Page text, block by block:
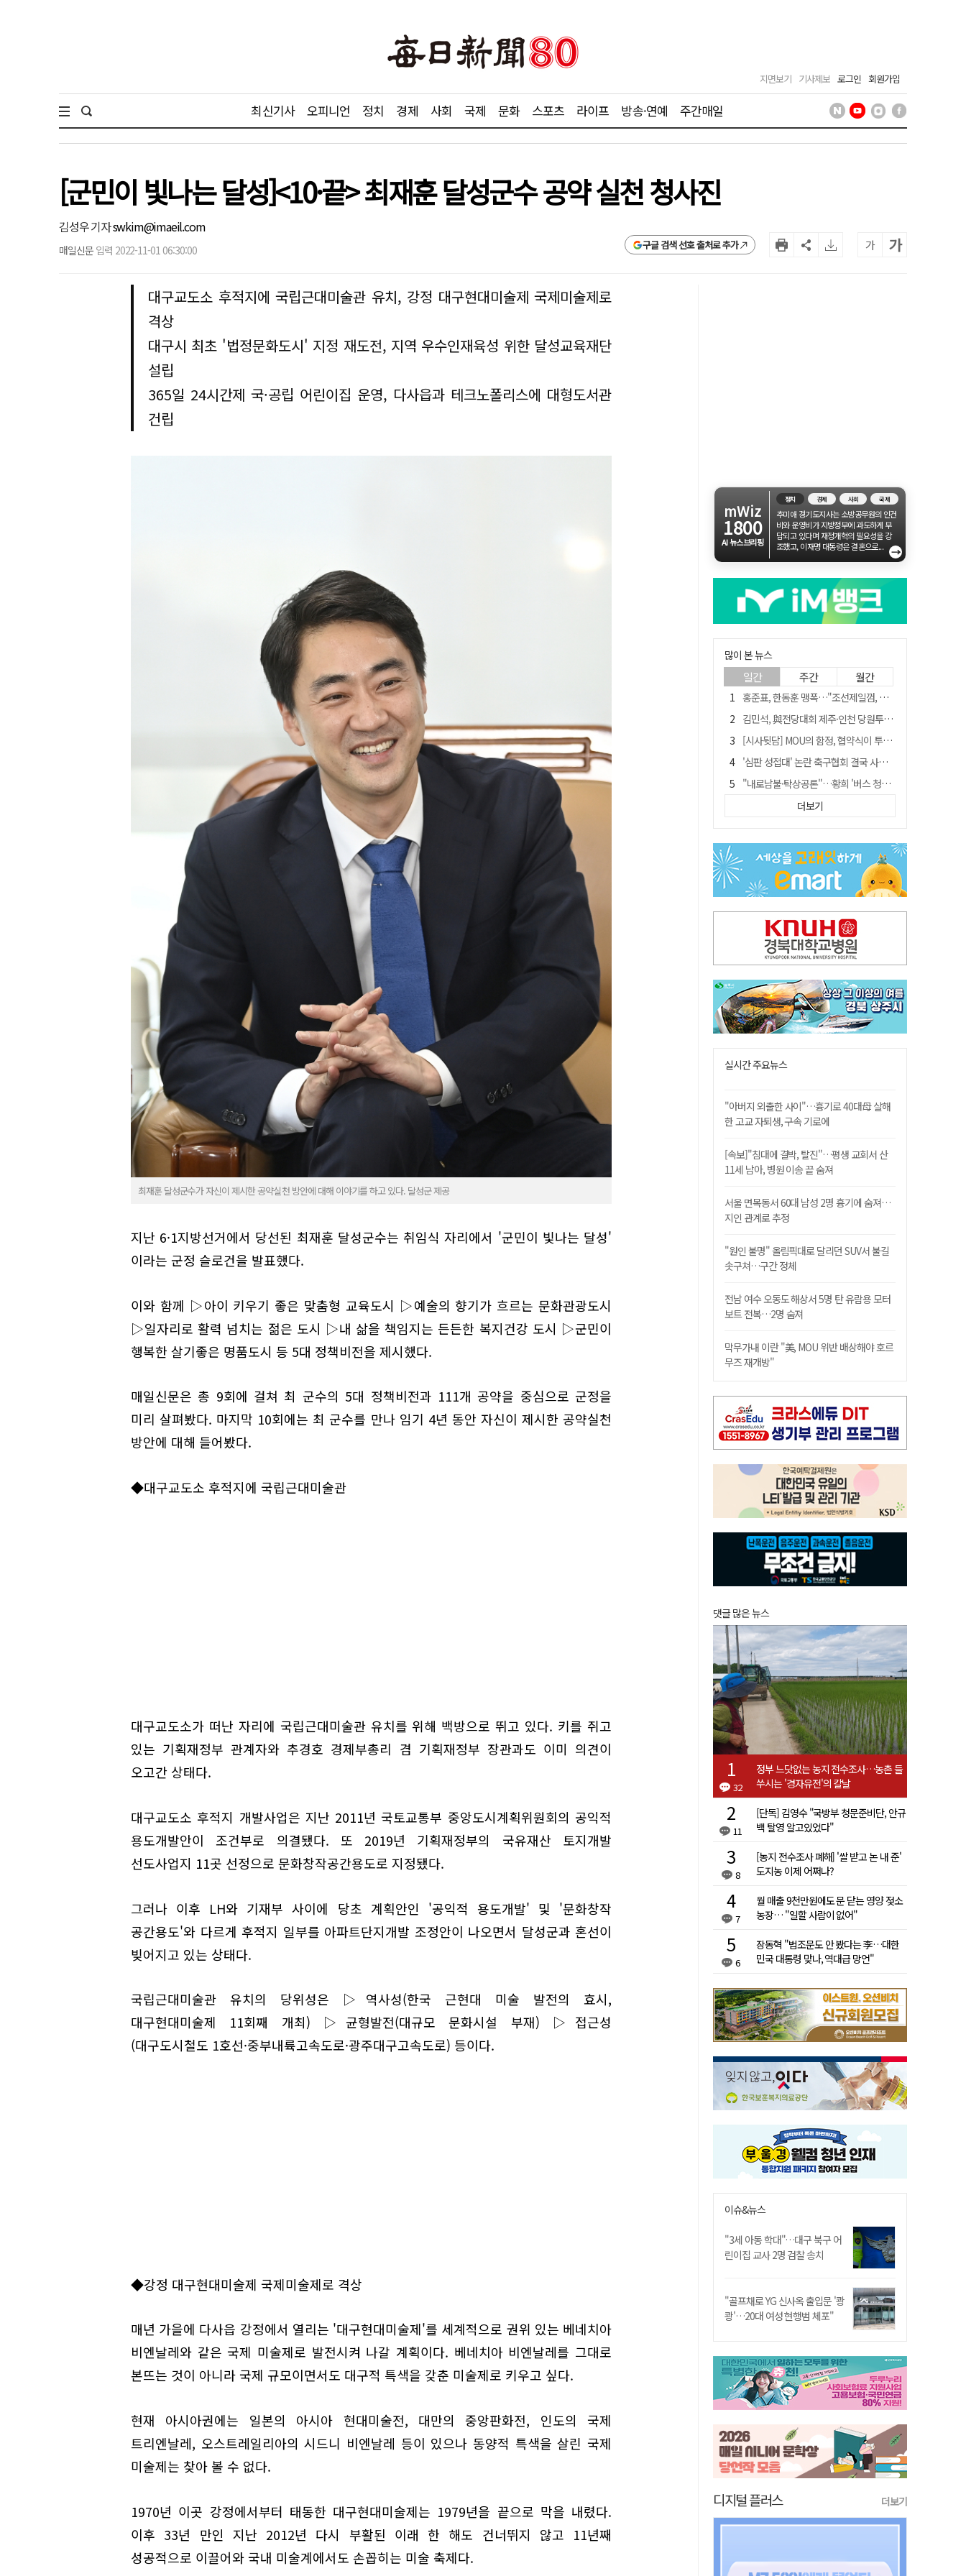
지면보기 기사제보 로그인 회원가입
최신기사 오피니언 정치 경제 사회 국제 문화 스포츠 라이프 방송·연예 주간매일
[군민이 빛나는 달성]<10·끝> 최재훈 달성군수 공약 실천 청사진
김성우 기자swkim@imaeil.com
매일신문 입력 2022-11-01 06:30:00 구글 검색 선호 출처로 추가 가 가
대구교도소 후적지에 국립근대미술관 유치, 강정 대구현대미술제 국제미술제로
격상
대구시 최초 '법정문화도시' 지정 재도전, 지역 우수인재육성 위한 달성교육재단
설립
365일 24시간제 국·공립 어린이집 운영, 다사읍과 테크노폴리스에 대형도서관
건립
최재훈 달성군수가 자신이 제시한 공약실천 방안에 대해 이야기를 하고 있다. 달성군 제공
지난 6·1지방선거에서 당선된 최재훈 달성군수는 취임식 자리에서 '군민이 빛나는 달성'
이라는 군정 슬로건을 발표했다.
이와 함께 ▷아이 키우기 좋은 맞춤형 교육도시 ▷예술의 향기가 흐르는 문화관광도시
▷일자리로 활력 넘치는 젊은 도시 ▷내 삶을 책임지는 든든한 복지건강 도시 ▷군민이
행복한 살기좋은 명품도시 등 5대 정책비전을 제시했다.
매일신문은 총 9회에 걸쳐 최 군수의 5대 정책비전과 111개 공약을 중심으로 군정을
미리 살펴봤다. 마지막 10회에는 최 군수를 만나 임기 4년 동안 자신이 제시한 공약실천
방안에 대해 들어봤다.
◆대구교도소 후적지에 국립근대미술관
대구교도소가 떠난 자리에 국립근대미술관 유치를 위해 백방으로 뛰고 있다. 키를 쥐고
있는 기획재정부 관계자와 추경호 경제부총리 겸 기획재정부 장관과도 이미 의견이
오고간 상태다.
대구교도소 후적지 개발사업은 지난 2011년 국토교통부 중앙도시계획위원회의 공익적
용도개발안이 조건부로 의결됐다. 또 2019년 기획재정부의 국유재산 토지개발
선도사업지 11곳 선정으로 문화창작공간용도로 지정됐다.
그러나 이후 LH와 기재부 사이에 당초 계획안인 '공익적 용도개발' 및 '문화창작
공간용도'와 다르게 후적지 일부를 아파트단지개발 조정안이 나오면서 달성군과 혼선이
빚어지고 있는 상태다.
국립근대미술관 유치의 당위성은 ▷역사성(한국 근현대 미술 발전의 효시,
대구현대미술제 11회째 개최) ▷균형발전(대규모 문화시설 부재) ▷접근성
(대구도시철도 1호선·중부내륙고속도로·광주대구고속도로) 등이다.
◆강정 대구현대미술제 국제미술제로 격상
매년 가을에 다사읍 강정에서 열리는 '대구현대미술제'를 세계적으로 권위 있는 베네치아
비엔날레와 같은 국제 미술제로 발전시켜 나갈 계획이다. 베네치아 비엔날레를 그대로
본뜨는 것이 아니라 국제 규모이면서도 대구적 특색을 갖춘 미술제로 키우고 싶다.
현재 아시아권에는 일본의 아시아 현대미술전, 대만의 중앙판화전, 인도의 국제
트리엔날레, 오스트레일리아의 시드니 비엔날레 등이 있으나 동양적 특색을 살린 국제
미술제는 찾아 볼 수 없다.
1970년 이곳 강정에서부터 태동한 대구현대미술제는 1979년을 끝으로 막을 내렸다.
이후 33년 만인 지난 2012년 다시 부활된 이래 한 해도 건너뛰지 않고 11년째
성공적으로 이끌어와 국내 미술계에서도 손꼽히는 미술 축제다.
mWiz
1800
AI 뉴스브리핑
정치 경제 사회 국제
추미애 경기도지사는 소방공무원의 인건
비와 운영비가 지방정부에 과도하게 부
담되고 있다며 재정개혁의 필요성을 강
조했고, 이재명 대통령은 결혼으로...
→
많이 본 뉴스
일간 주간 월간
홍준표, 한동훈 맹폭…"조선제일껌, 권력에 살고 권력에 죽었다"
김민석, 與전당대회 제주·인천 당원투표서 승리…누적 득표는 '초박빙'
[시사뒷담] MOU의 함정, 협약식이 투자 확정은 아니긴 해
'심판 성접대' 논란 축구협회 결국 사과…"깊이 반성, 쇄신하겠다"
"내로남불·탁상공론"…황희 '버스 청년주택' 제안에 與 내부서도 쓴소리
"경로당 통장에 비밀번호가 적혀 있다"…전국 돌며 경로당 13곳 턴 30대 구속
예안향교 대성전, '국가지정 보물로 지정'
휠체어 환자 발로 밀어 숨지게 한 70대 간병인…2심도 집행유예
박권현 청도군수, 국무총리에 "청도 물 공급 최대 3만t 늘려달라"
더보기
실시간 주요뉴스
"아버지 외출한 사이"…흉기로 40대母 살해
한 고교 자퇴생, 구속 기로에
[속보]"침대에 결박, 탈진"…평생 교회서 산
11세 남아, 병원 이송 끝 숨져
서울 면목동서 60대 남성 2명 흉기에 숨져…
지인 관계로 추정
"원인 불명" 올림픽대로 달리던 SUV서 불길
솟구쳐…구간 정체
전남 여수 오동도 해상서 5명 탄 유람용 모터
보트 전복…2명 숨져
막무가내 이란 "美, MOU 위반 배상해야 호르
무즈 재개방"
댓글 많은 뉴스
32
정부 느닷없는 농지 전수조사…농촌 들
쑤시는 '경자유전'의 칼날
11
[단독] 김영수 "국방부 청문준비단, 안규
백 탈영 알고있었다"
8
[농지 전수조사 폐해] '쌀 받고 논 내 준'
도지농 이제 어쩌나?
7
월 매출 9천만원에도 문 닫는 영양 젖소
농장… "일할 사람이 없어"
6
장동혁 "법조문도 안 봤다는 李…대한
민국 대통령 맞나, 역대급 망언"
이슈&뉴스
"3세 아동 학대"…대구 북구 어
린이집 교사 2명 검찰 송치
"골프채로 YG 신사옥 출입문 '쾅
쾅'…20대 여성 현행범 체포"
디지털 플러스 더보기